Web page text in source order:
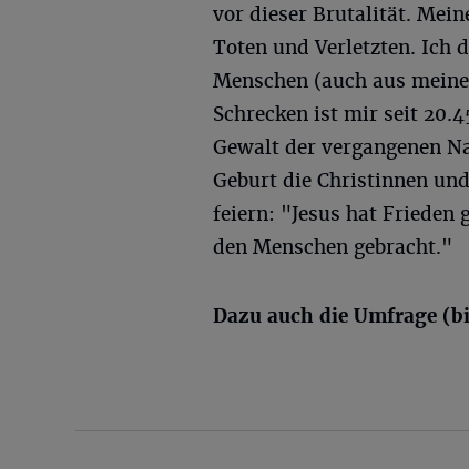
vor dieser Brutalität.
Toten und Verletzten. Ich
Menschen (auch aus
Schrecken ist mir seit
Gewalt der vergangenen
Geburt die Christinnen
feiern: "Jesus hat Frieden
den Menschen gebracht."
Dazu auch die Umfrage